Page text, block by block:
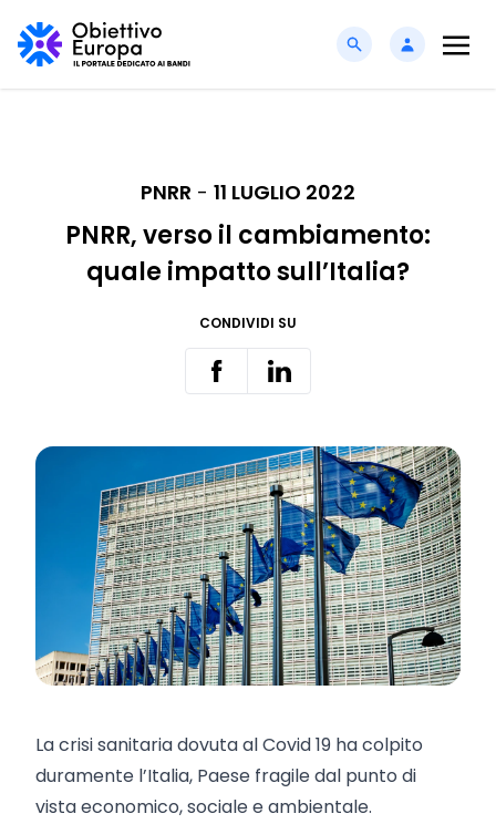
PNRR - 11 LUGLIO 2022
PNRR, verso il cambiamento:
quale impatto sull’Italia?
CONDIVIDI SU
La crisi sanitaria dovuta al Covid 19 ha colpito
duramente l’Italia, Paese fragile dal punto di
vista economico, sociale e ambientale.